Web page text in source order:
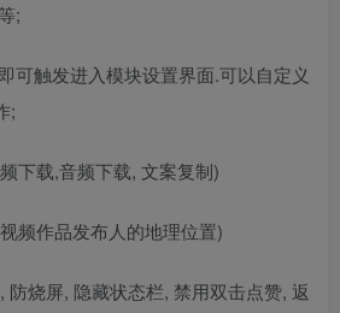
;
可触发进入模块设置界面.可以自定义
;
下载,音频下载, 文案复制)
频作品发布人的地理位置)
防烧屏, 隐藏状态栏, 禁用双击点赞, 返